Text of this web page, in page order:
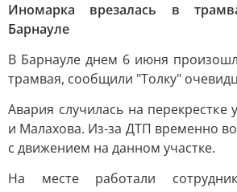
Иномарка врезалась в
Барнауле
В Барнауле днем 6 июня
трамвая, сообщили "Толку"
Авария случилась на перекрестке
и Малахова. Из-за ДТП временно
с движением на данном участке.
На месте работали